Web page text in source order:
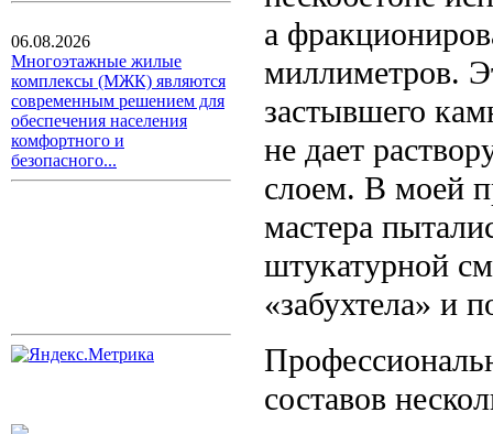
06.08.2026
Многоэтажные жилые
комплексы (МЖК) являются
современным решением для
обеспечения населения
комфортного и
безопасного...
а
миллиметров.
застывшего
не дает
слоем. В моей
мастера
штукатурной
«забухтела» и
составов